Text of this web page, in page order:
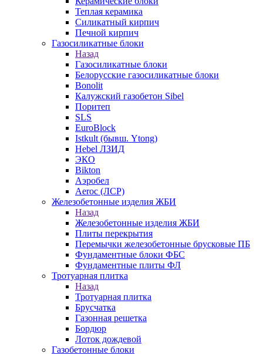
Теплая керамика
Силикатный кирпич
Печной кирпич
Газосиликатные блоки
Назад
Газосиликатные блоки
Белорусские газосиликатные блоки
Bonolit
Калужский газобетон Sibel
Поритеп
SLS
EuroBlock
Istkult (бывш. Ytong)
Hebel ЛЗИД
ЭКО
Bikton
Аэробел
Aeroc (ЛСР)
Железобетонные изделия ЖБИ
Назад
Железобетонные изделия ЖБИ
Плиты перекрытия
Перемычки железобетонные брусковые ПБ
Фундаментные блоки ФБС
Фундаментные плиты ФЛ
Тротуарная плитка
Назад
Тротуарная плитка
Брусчатка
Газонная решетка
Бордюр
Лоток дождевой
Газобетонные блоки